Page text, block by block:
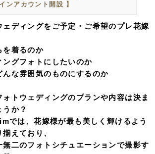
ンアカウント開設 】
ェディングをご予定・ご希望のプレ花嫁
を着るのか
ングフォトにしたいのか
んな雰囲気のものにするのか
トウェディングのプランや内容は決ま
か？
では、花嫁様が最も美しく輝けるよう
えており、
無二のフォトシチュエーションで撮影す